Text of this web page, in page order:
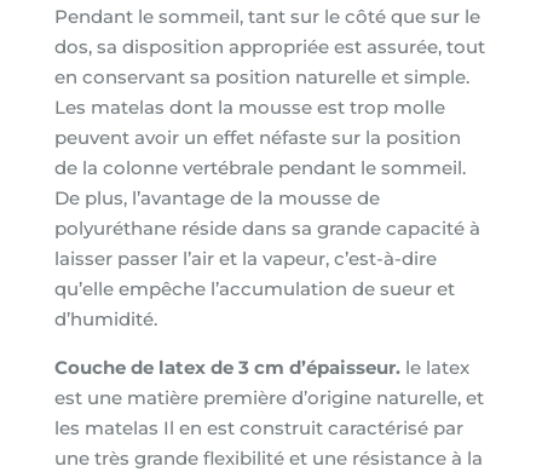
Pendant le sommeil, tant sur le côté que sur le
dos, sa disposition appropriée est assurée, tout
en conservant sa position naturelle et simple.
Les matelas dont la mousse est trop molle
peuvent avoir un effet néfaste sur la position
de la colonne vertébrale pendant le sommeil.
De plus, l’avantage de la mousse de
polyuréthane réside dans sa grande capacité à
laisser passer l’air et la vapeur, c’est-à-dire
qu’elle empêche l’accumulation de sueur et
d’humidité.
Couche de latex de 3 cm d’épaisseur. le latex
est une matière première d’origine naturelle, et
les matelas Il en est construit caractérisé par
une très grande flexibilité et une résistance à la